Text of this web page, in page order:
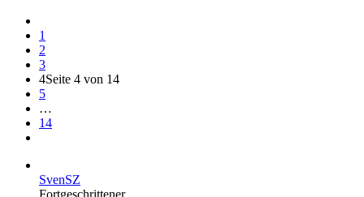
1
2
3
4Seite 4 von 14
5
…
14
SvenSZ
Fortgeschrittener